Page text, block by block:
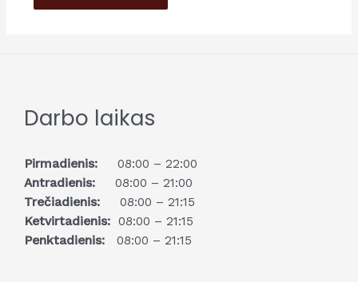
Darbo laikas
Pirmadienis: 08:00 – 22:00
Antradienis: 08:00 – 21:00
Trečiadienis: 08:00 – 21:15
Ketvirtadienis: 08:00 – 21:15
Penktadienis: 08:00 – 21:15